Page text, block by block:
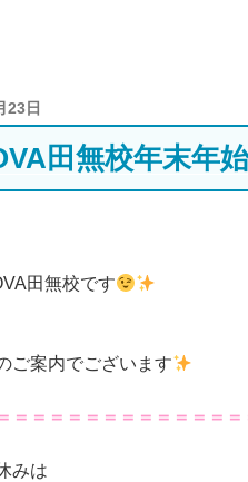
23日
田無校年末年
田無校です
ご案内でございます
＝＝＝＝＝＝＝＝＝＝＝＝
みは